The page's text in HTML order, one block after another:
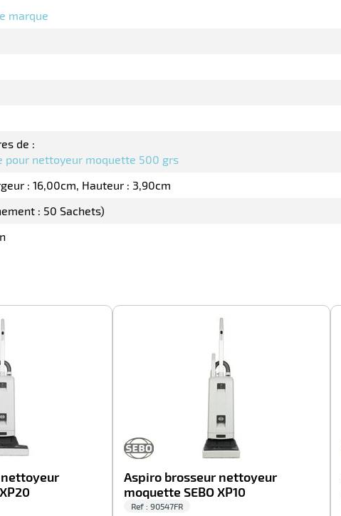
marque
de :
pour nettoyeur moquette 500 grs
: 16,00cm Hauteur : 3,90cm
: 50 Sachets)
Aspiro brosseur nettoyeur
moquette SEBO XP10
Ref : 90547FR